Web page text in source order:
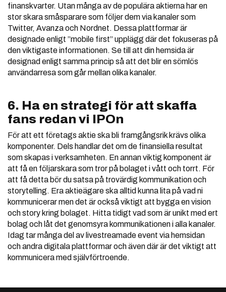
finanskvarter. Utan många av de populära aktierna har en
stor skara småsparare som följer dem via kanaler som
Twitter, Avanza och Nordnet. Dessa plattformar är
designade enligt ”mobile first” upplägg där det fokuseras på
den viktigaste informationen. Se till att din hemsida är
designad enligt samma princip så att det blir en sömlös
användarresa som går mellan olika kanaler.
6. Ha en strategi för att skaffa
fans redan vi IPOn
För att ett företags aktie ska bli framgångsrik krävs olika
komponenter. Dels handlar det om de finansiella resultat
som skapas i verksamheten. En annan viktig komponent är
att få en följarskara som tror på bolaget i vått och torrt. För
att få detta bör du satsa på trovärdig kommunikation och
storytelling. Era aktieägare ska alltid kunna lita på vad ni
kommunicerar men det är också viktigt att bygga en vision
och story kring bolaget. Hitta tidigt vad som är unikt med ert
bolag och låt det genomsyra kommunikationen i alla kanaler.
Idag tar många del av livestreamade event via hemsidan
och andra digitala plattformar och även där är det viktigt att
kommunicera med självförtroende.